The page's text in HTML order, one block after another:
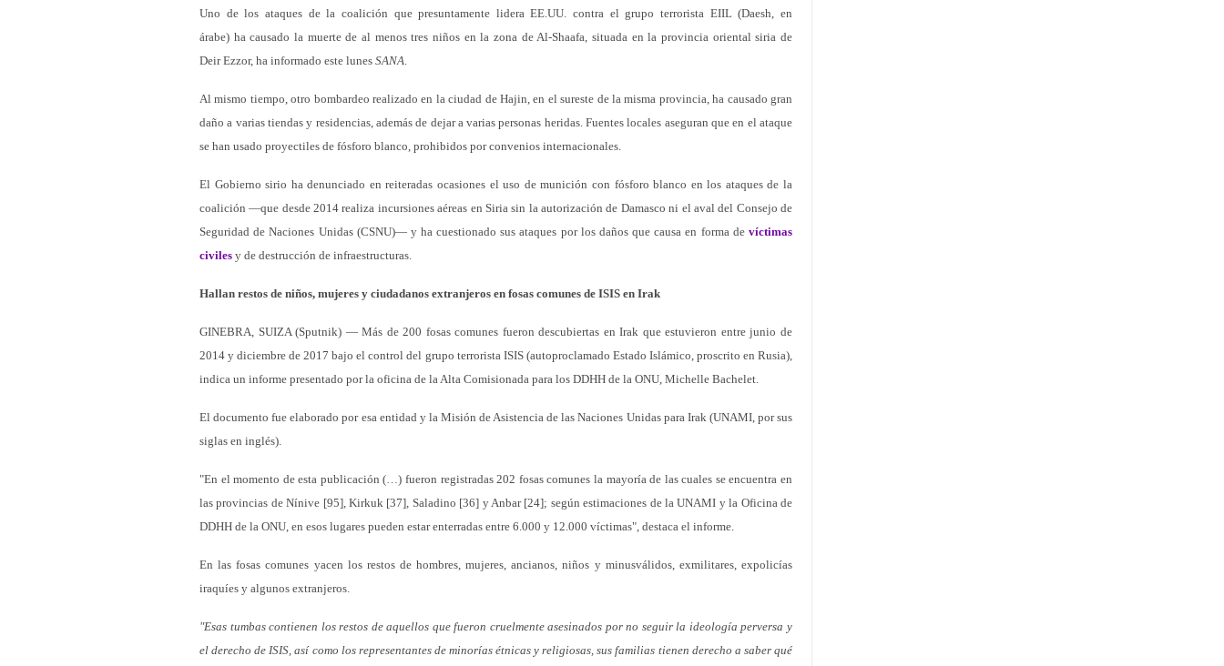
Uno de los ataques de la coalición que presuntamente lidera EE.UU. contra el grupo terrorista EIIL (Daesh, en
árabe) ha causado la muerte de al menos tres niños en la zona de Al-Shaafa, situada en la provincia oriental siria de
Deir Ezzor, ha informado este lunes SANA.
Al mismo tiempo, otro bombardeo realizado en la ciudad de Hajin, en el sureste de la misma provincia, ha causado gran
daño a varias tiendas y residencias, además de dejar a varias personas heridas. Fuentes locales aseguran que en el ataque
se han usado proyectiles de fósforo blanco, prohibidos por convenios internacionales.
El Gobierno sirio ha denunciado en reiteradas ocasiones el uso de munición con fósforo blanco en los ataques de la
coalición —que desde 2014 realiza incursiones aéreas en Siria sin la autorización de Damasco ni el aval del Consejo de
Seguridad de Naciones Unidas (CSNU)— y ha cuestionado sus ataques por los daños que causa en forma de víctimas
civiles y de destrucción de infraestructuras.
Hallan restos de niños, mujeres y ciudadanos extranjeros en fosas comunes de ISIS en Irak
GINEBRA, SUIZA (Sputnik) — Más de 200 fosas comunes fueron descubiertas en Irak que estuvieron entre junio de
2014 y diciembre de 2017 bajo el control del grupo terrorista ISIS (autoproclamado Estado Islámico, proscrito en Rusia),
indica un informe presentado por la oficina de la Alta Comisionada para los DDHH de la ONU, Michelle Bachelet.
El documento fue elaborado por esa entidad y la Misión de Asistencia de las Naciones Unidas para Irak (UNAMI, por sus
siglas en inglés).
"En el momento de esta publicación (…) fueron registradas 202 fosas comunes la mayoría de las cuales se encuentra en
las provincias de Nínive [95], Kirkuk [37], Saladino [36] y Anbar [24]; según estimaciones de la UNAMI y la Oficina de
DDHH de la ONU, en esos lugares pueden estar enterradas entre 6.000 y 12.000 víctimas", destaca el informe.
En las fosas comunes yacen los restos de hombres, mujeres, ancianos, niños y minusválidos, exmilitares, expolicías
iraquíes y algunos extranjeros.
"Esas tumbas contienen los restos de aquellos que fueron cruelmente asesinados por no seguir la ideología perversa y
el derecho de ISIS, así como los representantes de minorías étnicas y religiosas, sus familias tienen derecho a saber qué